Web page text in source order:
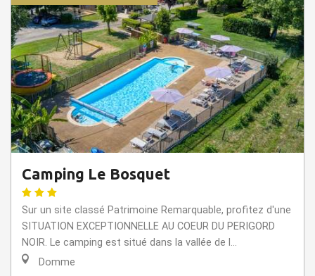
Camping Le Bosquet
Sur un site classé Patrimoine Remarquable, profitez d'une
SITUATION EXCEPTIONNELLE AU COEUR DU PERIGORD
NOIR. Le camping est situé dans la vallée de l...
Domme